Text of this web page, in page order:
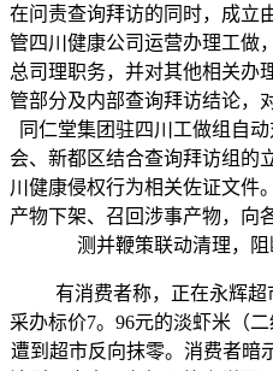
在问责查询拜访的同时，成立
管四川健康公司运营办理工做
总司理职务，并对其他相关办
管部分及内部查询拜访结论，
同仁堂集团驻四川工做组自
会、新都区结合查询拜访组的
川健康侵权行为相关佐证文件
产物下架、召回涉事产物，向
测并鞭策联动清理，阻
有消费者称，正在永辉超
采办标价7。96元的淡虾米（
遭到超市反向抹零。消费者暗